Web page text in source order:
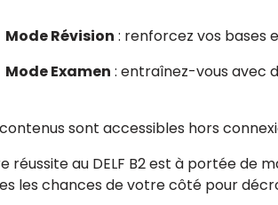
Mode Révision : renforcez vos bases
Mode Examen : entraînez-vous avec
sont accessibles hors
réussite au DELF B2 est à portée de
les chances de votre côté pour